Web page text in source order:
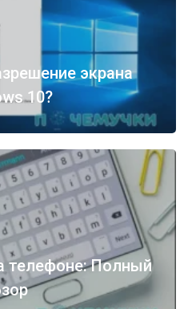
экрана
10?
телефоне: Полный